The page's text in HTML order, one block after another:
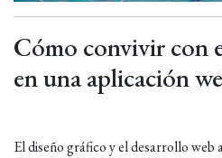
Cómo convivir con
en una aplicación
El diseño gráfico y el desarrollo web